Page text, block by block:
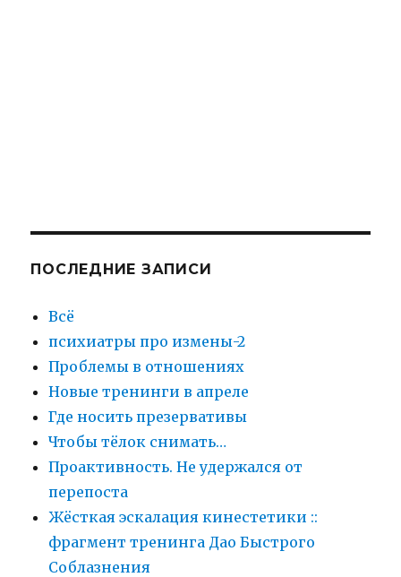
ПОСЛЕДНИЕ ЗАПИСИ
Всё
психиатры про измены-2
Проблемы в отношениях
Новые тренинги в апреле
Где носить презервативы
Чтобы тёлок снимать…
Проактивность. Не удержался от
перепоста
Жёсткая эскалация кинестетики ::
фрагмент тренинга Дао Быстрого
Соблазнения